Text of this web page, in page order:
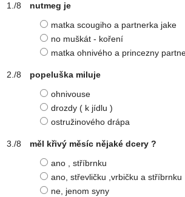
nutmeg je
matka scougiho a partnerka jake
no muškát - koření
matka ohnivého a princezny
popeluška miluje
ohnivouse
drozdy ( k jídlu )
ostružinového drápa
měl křivý měsíc nějaké dcery ?
ano , stříbrnku
ano, střevličku ,vrbičku a stříbrnku
ne, jenom syny